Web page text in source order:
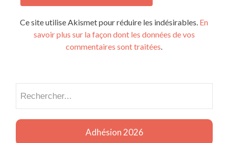
Ce site utilise Akismet pour réduire les indésirables. En
savoir plus sur la façon dont les données de vos
commentaires sont traitées.
Adhésion 2026